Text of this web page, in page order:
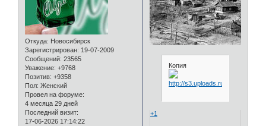
Откуда: Новосибирск
Зарегистрирован: 19-07-2009
Сообщений: 23565
Уважение: +9768
Позитив: +9358
Пол: Женский
Провел на форуме:
4 месяца 29 дней
Последний визит:
17-06-2026 17:14:22
Копия
+1